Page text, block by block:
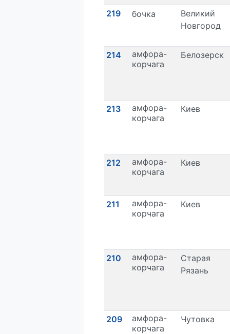
219 бочка
Великий
Новгород
214
амфора-
корчага
Белозерск
213
амфора-
корчага
Киев
212
амфора-
корчага
Киев
211
амфора-
корчага
Киев
210
амфора-
корчага
Старая
Рязань
209
амфора-
корчага
Чутовка